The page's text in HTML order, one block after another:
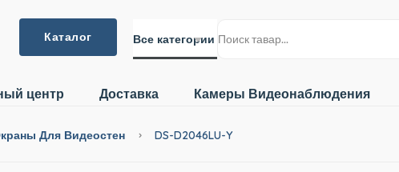
Каталог Все категории
центр Доставка Камеры Видеонаблюдения
Для Видеостен DS-D2046LU-Y